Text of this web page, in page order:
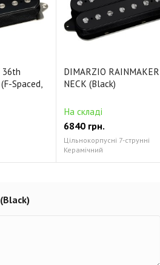
36th
Spaced,
DIMARZIO
NECK (Black)
На складі
6840 грн.
Цільнокорпусні 7-струнні
Керамічний